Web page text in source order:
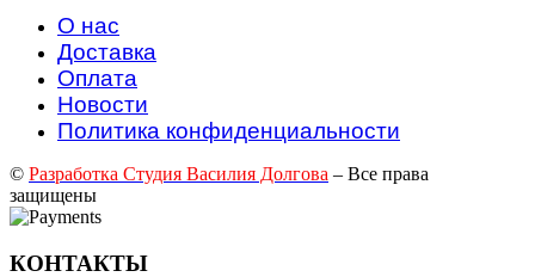
О нас
Доставка
Оплата
Новости
Политика конфиденциальности
© Разработка Студия Василия Долгова – Все права
защищены
КОНТАКТЫ